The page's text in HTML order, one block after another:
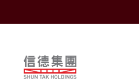
Shuntak Group